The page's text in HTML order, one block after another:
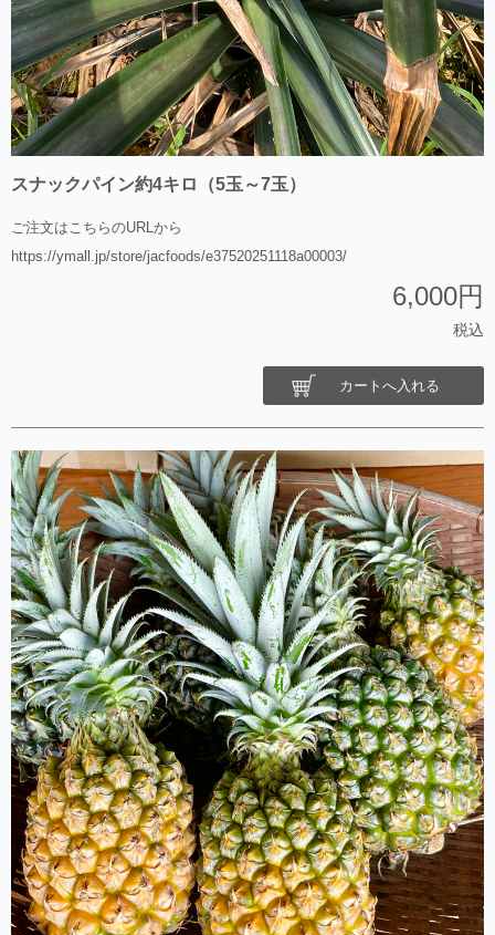
スナックパイン約4キロ（5玉～7玉）
ご注文はこちらのURLから
https://ymall.jp/store/jacfoods/e37520251118a00003/
6,000円
税込
カートへ入れる